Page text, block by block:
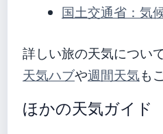
国土交通省：気
詳しい旅の天気について
天気ハブや週間天気も
ほかの天気ガイド